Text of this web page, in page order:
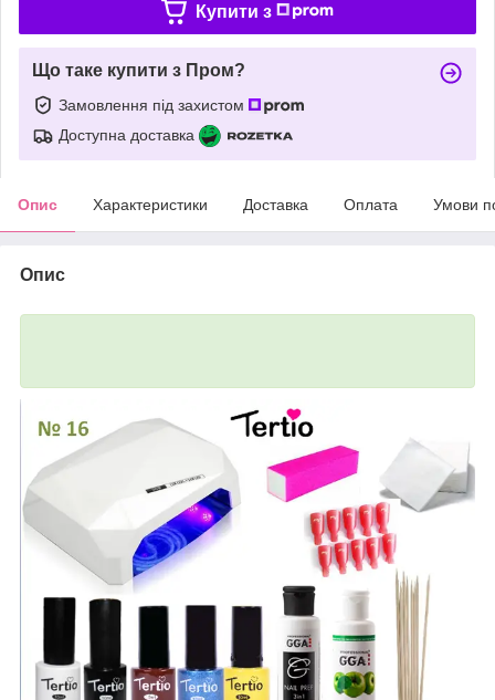
Купити з
Що таке купити з Пром?
Замовлення під захистом
Доступна доставка
Опис Характеристики Доставка Оплата Умови
Опис